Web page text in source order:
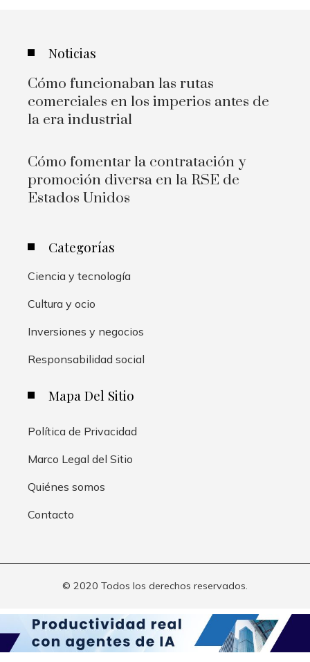
Noticias
Cómo funcionaban las rutas
comerciales en los imperios antes de
la era industrial
Cómo fomentar la contratación y
promoción diversa en la RSE de
Estados Unidos
Categorías
Ciencia y tecnología
Cultura y ocio
Inversiones y negocios
Responsabilidad social
Mapa Del Sitio
Política de Privacidad
Marco Legal del Sitio
Quiénes somos
Contacto
© 2020 Todos los derechos reservados.